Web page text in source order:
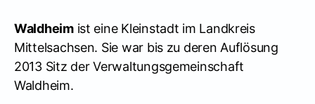
Waldheimist eine Kleinstadt im Landkreis
Mittelsachsen. Sie war bis zu deren Auflösung
2013 Sitz der Verwaltungsgemeinschaft
Waldheim.